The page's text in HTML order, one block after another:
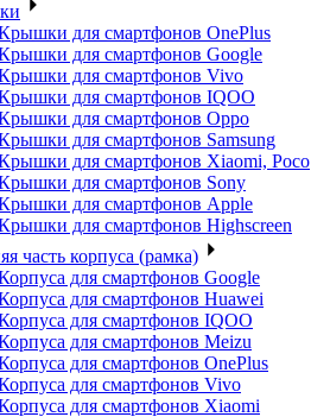
для смартфонов OnePlus
для смартфонов Google
для смартфонов Vivo
для смартфонов IQOO
для смартфонов Oppo
для смартфонов Samsung
для смартфонов Xiaomi, Poco
для смартфонов Sony
для смартфонов Apple
для смартфонов Highscreen
часть корпуса (рамка)
для смартфонов Google
для смартфонов Huawei
для смартфонов IQOO
для смартфонов Meizu
для смартфонов OnePlus
для смартфонов Vivo
для смартфонов Xiaomi